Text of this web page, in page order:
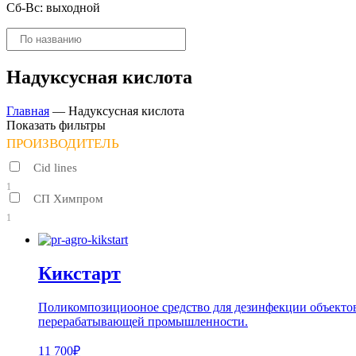
Сб-Вс: выходной
Поиск
товаров
Надуксусная кислота
Главная — Надуксусная кислота
Показать фильтры
ПРОИЗВОДИТЕЛЬ
Cid lines
1
СП Химпром
1
Кикстарт
Поликомпозициооное средство для дезинфекции
перерабатывающей промышленности.
11 700₽